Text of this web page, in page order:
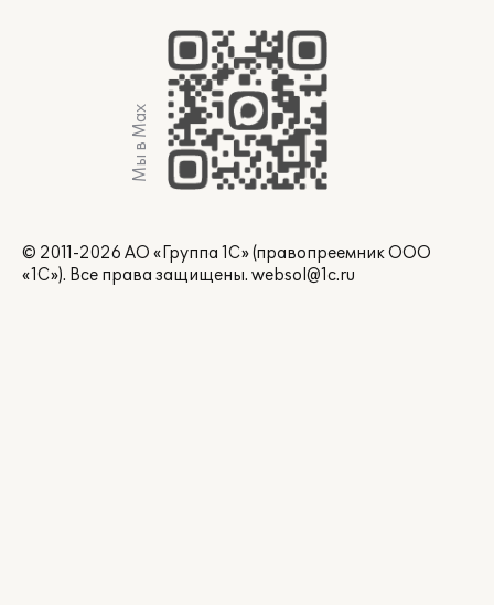
Мы в Max
© 2011-2026 АО «Группа 1С» (правопреемник ООО
«1С»). Все права защищены. websol@1c.ru